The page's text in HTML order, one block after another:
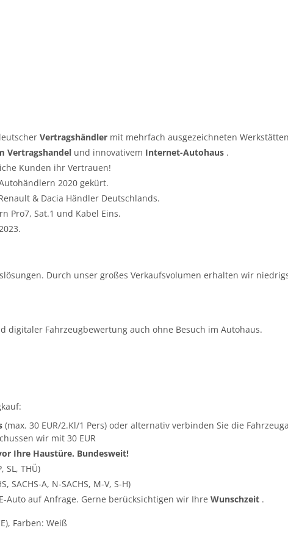
Vertragshändler mit mehrfach ausgezeichneten
Vertragshandel und innovativem Internet-Autohaus .
Kunden ihr Vertrauen!
2020 gekürt.
& Dacia Händler Deutschlands.
Pro7, Sat.1 und Kabel Eins.
Durch unser großes Verkaufsvolumen erhalten wir
digitaler Fahrzeugbewertung auch ohne Besuch im Autohaus.
(max. 30 EUR/2.Kl/1 Pers) oder alternativ verbinden Sie die
wir mit 30 EUR
Ihre Haustüre. Bundesweit!
SL, THÜ)
SACHS-A, N-SACHS, M-V, S-H)
Auto auf Anfrage. Gerne berücksichtigen wir IhreWunschzeit .
Farben: Weiß